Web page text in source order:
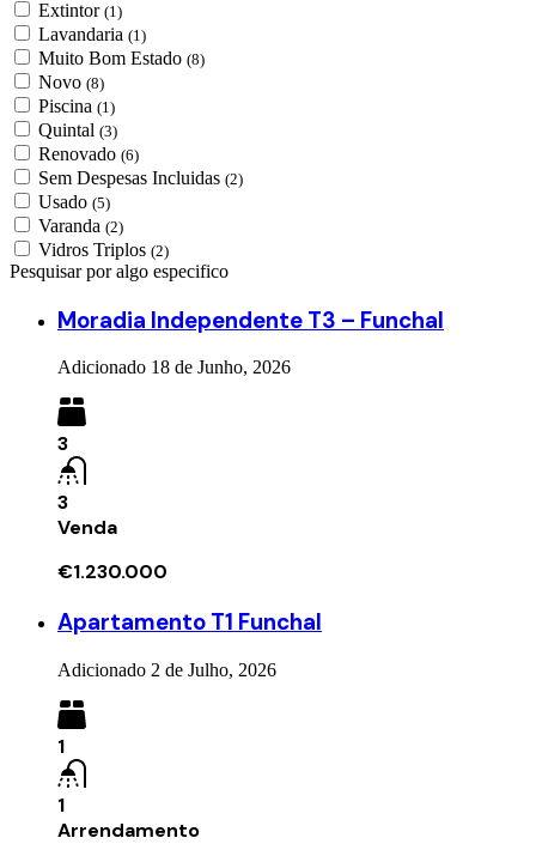
Extintor (1)
Lavandaria (1)
Muito Bom Estado (8)
Novo (8)
Piscina (1)
Quintal (3)
Renovado (6)
Sem Despesas Incluidas (2)
Usado (5)
Varanda (2)
Vidros Triplos (2)
Pesquisar por algo especifico
Moradia Independente T3 – Funchal
Adicionado 18 de Junho, 2026
3
3
Venda
€1.230.000
Apartamento T1 Funchal
Adicionado 2 de Julho, 2026
1
1
Arrendamento